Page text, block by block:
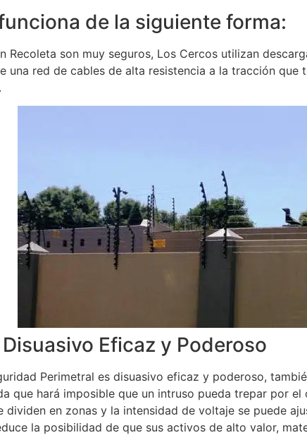
de la siguiente forma:
Recoleta son muy seguros, Los Cercos utilizan
una red de cables de alta resistencia a la tracción
Eficaz y Poderoso
Perimetral es disuasivo eficaz y poderoso,
que hará imposible que un intruso pueda trepar por
dividen en zonas y la intensidad de voltaje se puede
la posibilidad de que sus activos de alto valor,